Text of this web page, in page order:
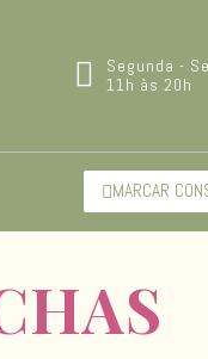
Segunda -
11h às 20h
MARCAR